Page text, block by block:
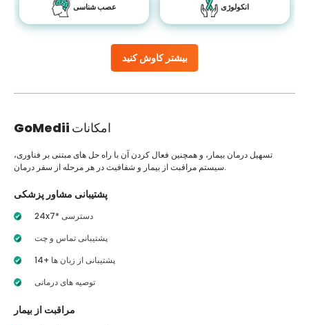
بیشتر کاوش کنید
عصب شناسی انکولوژی
GoMedii امکانات
تسهیل درمان بیمار، و همچنین فعال کردن آن با راه حل های مبتنی بر فناوری،
سیستم مراقبت از بیمار و شفافیت در هر مرحله از سفر درمان.
پشتیبانی مشاور پزشکی
24x7* دسترسی
پشتیبانی تماس و چت
14+ پشتیبانی از زبان ها
توصیه های درمانی
مراقبت از بیمار